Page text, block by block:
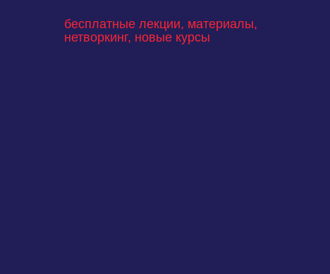
бесплатные лекции, материалы,
нетворкинг, новые курсы